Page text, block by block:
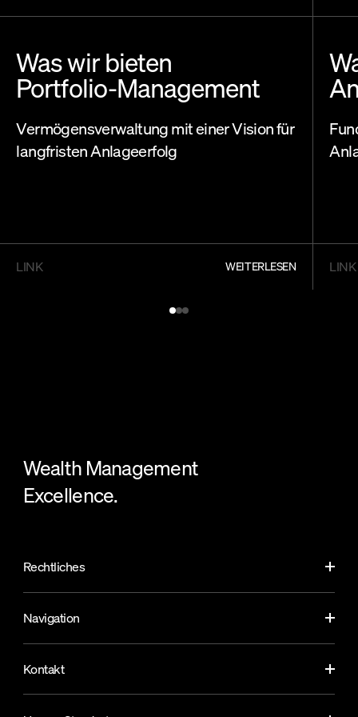
Was wir bieten
Portfolio-Management
Vermögensverwaltung mit einer Vision für
langfristen Anlageerfolg
LINK WEITERLESEN LINK
Wealth Management
Excellence.
Rechtliches
Navigation
Kontakt